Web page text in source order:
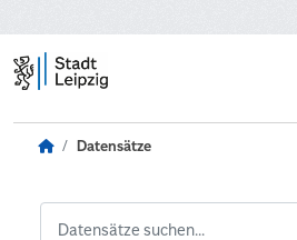
Datensätze